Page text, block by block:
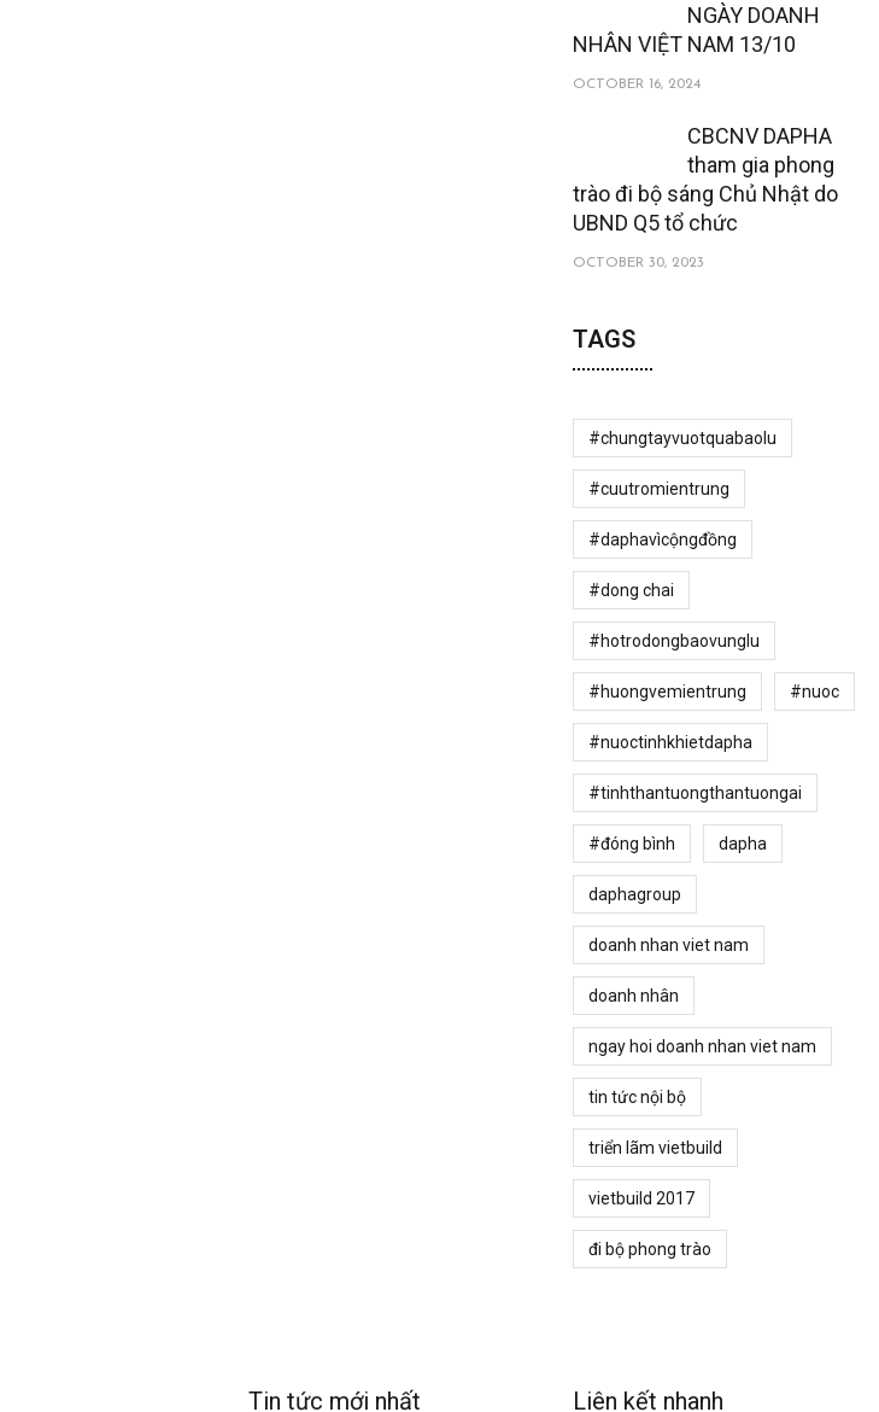
NGÀY DOANH
NHÂN VIỆT NAM 13/10
OCTOBER 16, 2024
CBCNV DAPHA
tham gia phong
trào đi bộ sáng Chủ Nhật do
UBND Q5 tổ chức
OCTOBER 30, 2023
TAGS
#chungtayvuotquabaolu
#cuutromientrung
#daphavìcộngđồng
#dong chai
#hotrodongbaovunglu
#huongvemientrung #nuoc
#nuoctinhkhietdapha
#tinhthantuongthantuongai
#đóng bình dapha
daphagroup
doanh nhan viet nam
doanh nhân
ngay hoi doanh nhan viet nam
tin tức nội bộ
triển lãm vietbuild
vietbuild 2017
đi bộ phong trào
Tin tức mới nhất Liên kết nhanh